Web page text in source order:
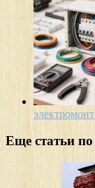
Еще статьи